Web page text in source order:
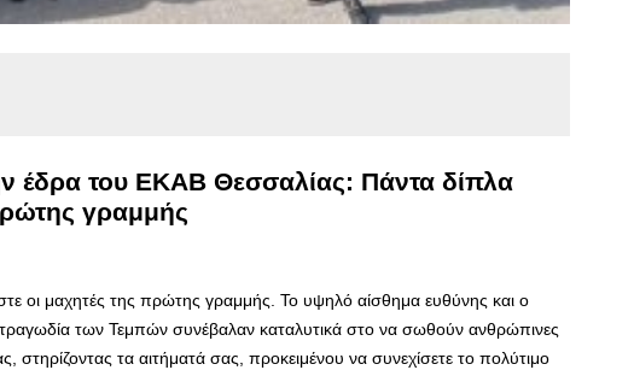
έδρα του ΕΚΑΒ Θεσσαλίας: Πάντα δίπλα
γραμμής
οι μαχητές της πρώτης γραμμής. Το υψηλό αίσθημα ευθύνης και ο
τραγωδία των Τεμπών συνέβαλαν καταλυτικά στο να σωθούν ανθρώπινες
στηρίζοντας τα αιτήματά σας, προκειμένου να συνεχίσετε το πολύτιμο